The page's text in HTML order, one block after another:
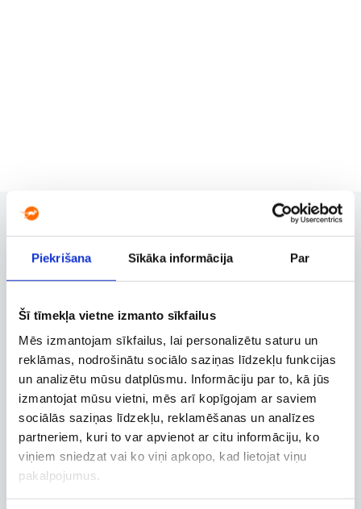
Piekrišana Sīkāka informācija Par
Šī tīmekļa vietne izmanto sīkfailus
Mēs izmantojam sīkfailus, lai personalizētu saturu un
reklāmas, nodrošinātu sociālo saziņas līdzekļu funkcijas
un analizētu mūsu datplūsmu. Informāciju par to, kā jūs
izmantojat mūsu vietni, mēs arī kopīgojam ar saviem
sociālās saziņas līdzekļu, reklamēšanas un analīzes
partneriem, kuri to var apvienot ar citu informāciju, ko
viņiem sniedzat vai ko viņi apkopo, kad lietojat viņu
pakalpojumus.
Rezervācijas pārvaldība
Biznesa konts
Biznesa, dienesta un
darbatvaļinājuma lidojumu
rezervācija
Lidojuma izsekošana